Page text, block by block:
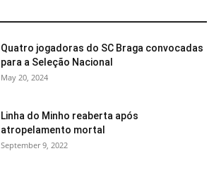
Quatro jogadoras do SC Braga convocadas
para a Seleção Nacional
May 20, 2024
Linha do Minho reaberta após
atropelamento mortal
September 9, 2022